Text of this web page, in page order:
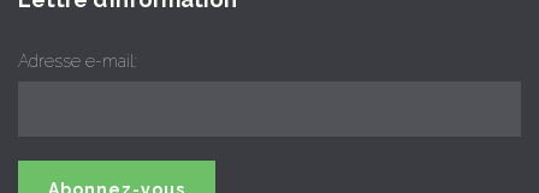
Adresse e-mail: